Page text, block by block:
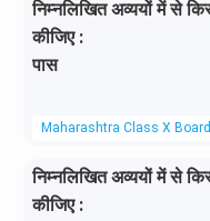
निम्नलिखित अव्ययों में से
कीजिए :
पास
Maharashtra Class X
निम्नलिखित अव्ययों में से
कीजिए :